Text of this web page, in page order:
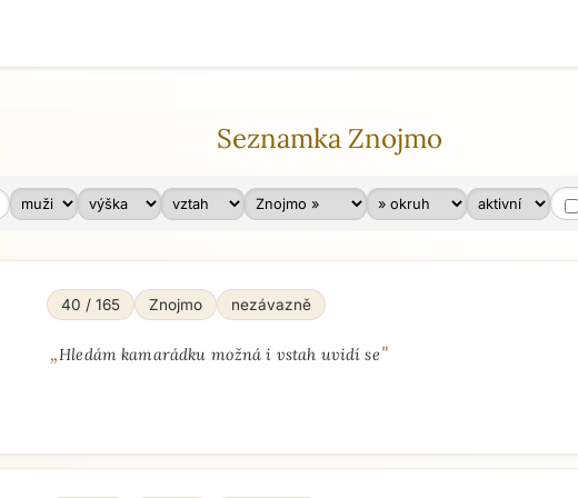
Seznamka Znojmo
40 / 165 Znojmo nezávazně
„Hledám kamarádku možná i vstah uvidí se"